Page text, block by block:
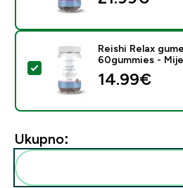
Odaberi ovaj proizvod -
Reishi Relax
60gummies -
14.99€‎
Ukupno: